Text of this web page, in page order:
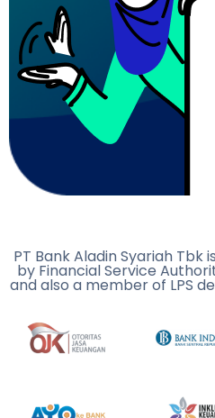
PT Bank Aladin Syariah Tbk
by Financial Service
and also a member of LPS